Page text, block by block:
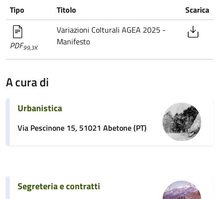
Tipo Titolo Scarica
PDF99,3K
Variazioni Colturali AGEA 2025 -
Manifesto
A cura di
Urbanistica
Via Pescinone 15, 51021 Abetone (PT)
Segreteria e contratti